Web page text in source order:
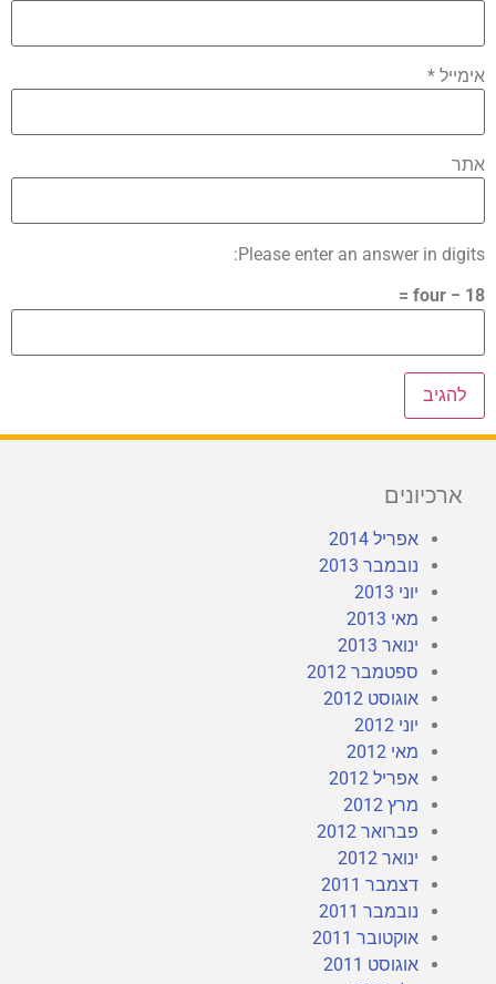
אימייל *
אתר
Please enter an answer in digits:
18 − four =
ארכיונים
אפריל 2014
נובמבר 2013
יוני 2013
מאי 2013
ינואר 2013
ספטמבר 2012
אוגוסט 2012
יוני 2012
מאי 2012
אפריל 2012
מרץ 2012
פברואר 2012
ינואר 2012
דצמבר 2011
נובמבר 2011
אוקטובר 2011
אוגוסט 2011